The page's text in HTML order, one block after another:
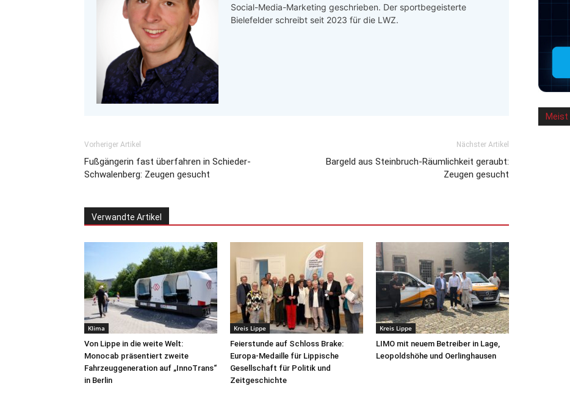
Social-Media-Marketing geschrieben. Der sportbegeisterte
Bielefelder schreibt seit 2023 für die LWZ.
Vorheriger Artikel
Fußgängerin fast überfahren in Schieder-
Schwalenberg: Zeugen gesucht
Nächster Artikel
Bargeld aus Steinbruch-Räumlichkeit geraubt:
Zeugen gesucht
Verwandte Artikel
Klima
Von Lippe in die weite Welt:
Monocab präsentiert zweite
Fahrzeuggeneration auf „InnoTrans“
in Berlin
Kreis Lippe
Feierstunde auf Schloss Brake:
Europa-Medaille für Lippische
Gesellschaft für Politik und
Zeitgeschichte
Kreis Lippe
LIMO mit neuem Betreiber in Lage,
Leopoldshöhe und Oerlinghausen
Meist